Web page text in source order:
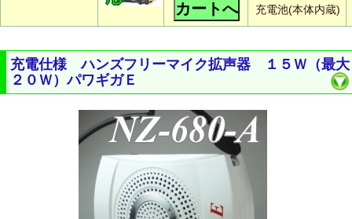
充電池(本体内蔵)
充電仕様 ハンズフリーマイク拡声器 １５Ｗ（最大
２０Ｗ）パワギガＥ